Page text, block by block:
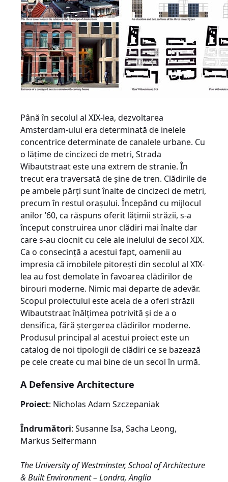
Până în secolul al XIX-lea, dezvoltarea
Amsterdam-ului era determinată de inelele
concentrice determinate de canalele urbane. Cu
o lăţime de cincizeci de metri, Strada
Wibautstraat este una extrem de stranie. În
trecut era traversată de şine de tren. Clădirile de
pe ambele părţi sunt înalte de cincizeci de metri,
precum în restul oraşului. Începând cu mijlocul
anilor ’60, ca răspuns oferit lăţimii străzii, s-a
început construirea unor clădiri mai înalte dar
care s-au ciocnit cu cele ale inelului de secol XIX.
Ca o consecinţă a acestui fapt, oamenii au
impresia că imobilele pitoreşti din secolul al XIX-
lea au fost demolate în favoarea clădirilor de
birouri moderne. Nimic mai departe de adevăr.
Scopul proiectului este acela de a oferi străzii
Wibautstraat înălţimea potrivită şi de a o
densifica, fără ştergerea clădirilor moderne.
Produsul principal al acestui proiect este un
catalog de noi tipologii de clădiri ce se bazează
pe cele create cu mai bine de un secol în urmă.
A Defensive Architecture
Proiect: Nicholas Adam Szczepaniak
Îndrumători: Susanne Isa, Sacha Leong,
Markus Seifermann
The University of Westminster, School of Architecture
& Built Environment – Londra, Anglia